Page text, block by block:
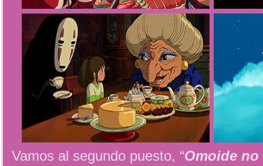
Vamos al segundo puesto, “Omoide no